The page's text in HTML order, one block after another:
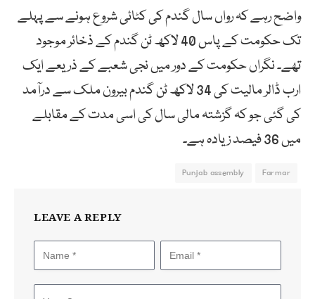
واضح رہے کہ رواں سال گندم کی کٹائی شروع ہونے سے پہلے
تک حکومت کے پاس 40 لاکھ ٹن گندم کے ذخائر موجود
تھے۔ نگراں حکومت کے دور میں نجی شعبے کے ذریعے ایک
ارب ڈالر مالیت کی 34 لاکھ ٹن گندم بیرون ملک سے درآمد
کی گئی جو کہ گزشتہ مالی سال کی اسی مدت کے مقابلے
میں 36 فیصد زیادہ ہے۔
Farmar
Punjab assembly
LEAVE A REPLY